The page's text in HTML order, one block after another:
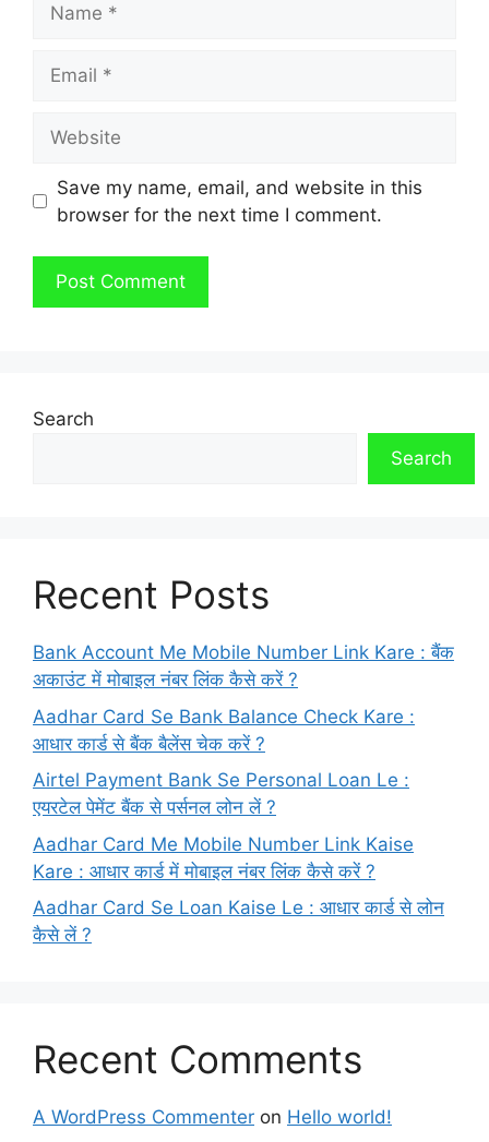
Save my name, email, and website in this
browser for the next time I comment.
Search
Search
Recent Posts
Bank Account Me Mobile Number Link Kare : बैंक
अकाउंट में मोबाइल नंबर लिंक कैसे करें ?
Aadhar Card Se Bank Balance Check Kare :
आधार कार्ड से बैंक बैलेंस चेक करें ?
Airtel Payment Bank Se Personal Loan Le :
एयरटेल पेमेंट बैंक से पर्सनल लोन लें ?
Aadhar Card Me Mobile Number Link Kaise
Kare : आधार कार्ड में मोबाइल नंबर लिंक कैसे करें ?
Aadhar Card Se Loan Kaise Le : आधार कार्ड से लोन
कैसे लें ?
Recent Comments
A WordPress Commenter on Hello world!